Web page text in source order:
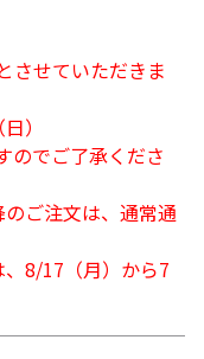
させていただきま
）
のでご了承くださ
ご注文は、通常通
8/17（月）から7